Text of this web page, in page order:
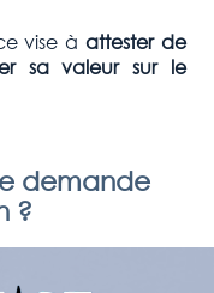
vise à attester de
sa valeur sur le
demande
?